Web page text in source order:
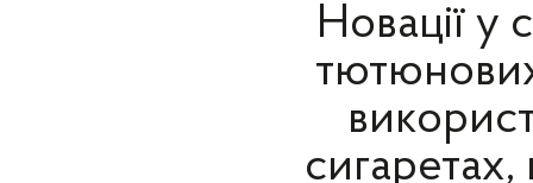
Новації у
сигаретах,